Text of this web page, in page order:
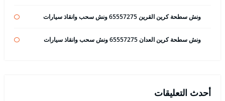
ونش سطحة كرين القرين 65557275 ونش سحب وانقاذ سيارات
ونش سطحة كرين العدان 65557275 ونش سحب وانقاذ سيارات
أحدث التعليقات